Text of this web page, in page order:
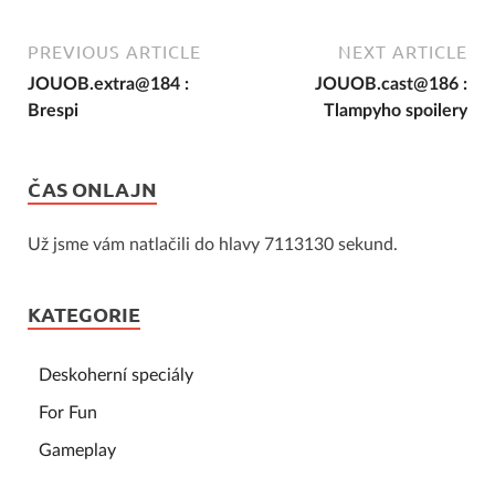
PREVIOUS ARTICLE
JOUOB.extra@184 :
Brespi
NEXT ARTICLE
JOUOB.cast@186 :
Tlampyho spoilery
ČAS ONLAJN
Už jsme vám natlačili do hlavy 7113130 sekund.
KATEGORIE
Deskoherní speciály
For Fun
Gameplay